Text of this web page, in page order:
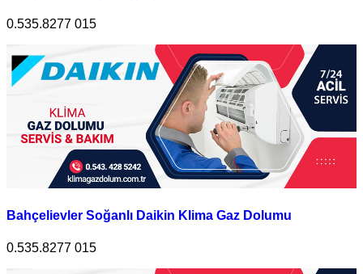
0.535.8277 015
Bahçelievler Soğanlı Daikin Klima Gaz Dolumu
0.535.8277 015